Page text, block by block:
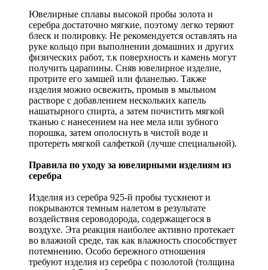
Ювелирные сплавы высокой пробы золота и
серебра достаточно мягкие, поэтому легко теряют
блеск и полировку. Не рекомендуется оставлять на
руке кольцо при выполнении домашних и других
физических работ, т.к поверхность и камень могут
получить царапины. Сняв ювелирное изделие,
протрите его замшей или фланелью. Также
изделия можно освежить, промыв в мыльном
растворе с добавлением нескольких капель
нашатырного спирта, а затем почистить мягкой
тканью с нанесением на нее мела или зубного
порошка, затем ополоснуть в чистой воде и
протереть мягкой салфеткой (лучше специальной).
Правила по уходу за ювелирными изделиям из
серебра
Изделия из серебра 925-й пробы тускнеют и
покрываются темным налетом в результате
воздействия сероводорода, содержащегося в
воздухе. Эта реакция наиболее активно протекает
во влажной среде, так как влажность способствует
потемнению. Особо бережного отношения
требуют изделия из серебра с позолотой (толщина